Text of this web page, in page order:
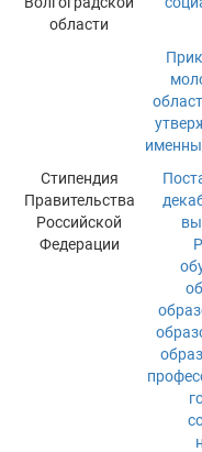
области
Стипендия
Правительства
Российской
Федерации